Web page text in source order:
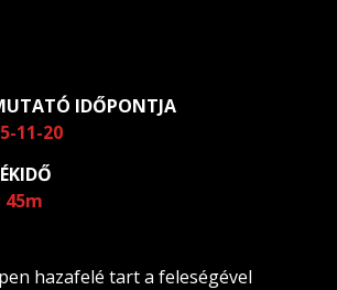
IDŐPONTJA
11-20
45m
hazafelé tart a feleségével